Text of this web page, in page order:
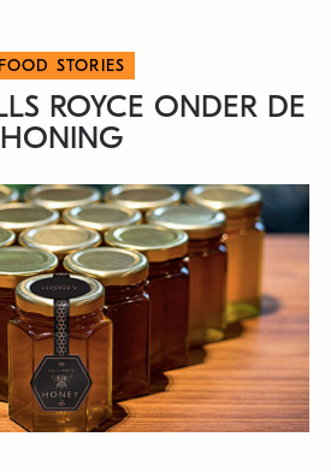
FOOD STORIES
ROYCE ONDER DE
HONING